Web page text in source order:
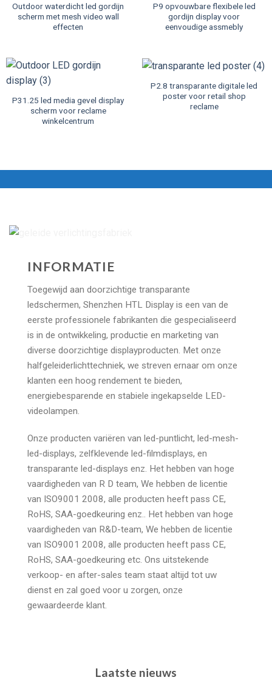
Outdoor waterdicht led gordijn
scherm met mesh video wall
effecten
P9 opvouwbare flexibele led
gordijn display voor
eenvoudige assmebly
P31.25 led media gevel display
scherm voor reclame
winkelcentrum
P2.8 transparante digitale led
poster voor retail shop
reclame
INFORMATIE
Toegewijd aan doorzichtige transparante
ledschermen, Shenzhen HTL Display is een van de
eerste professionele fabrikanten die gespecialiseerd
is in de ontwikkeling, productie en marketing van
diverse doorzichtige displayproducten. Met onze
halfgeleiderlichttechniek, we streven ernaar om onze
klanten een hoog rendement te bieden,
energiebesparende en stabiele ingekapselde LED-
videolampen.
Onze producten variëren van led-puntlicht, led-mesh-
led-displays, zelfklevende led-filmdisplays, en
transparante led-displays enz. Het hebben van hoge
vaardigheden van R D team, We hebben de licentie
van ISO9001 2008, alle producten heeft pass CE,
RoHS, SAA-goedkeuring enz.. Het hebben van hoge
vaardigheden van R&D-team, We hebben de licentie
van ISO9001 2008, alle producten heeft pass CE,
RoHS, SAA-goedkeuring etc. Ons uitstekende
verkoop- en after-sales team staat altijd tot uw
dienst en zal goed voor u zorgen, onze
gewaardeerde klant.
Laatste nieuws